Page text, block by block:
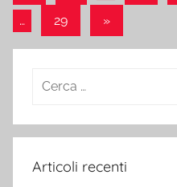
degli
articoli
… 29
Articolo
»
Ricerca
Articoli recenti